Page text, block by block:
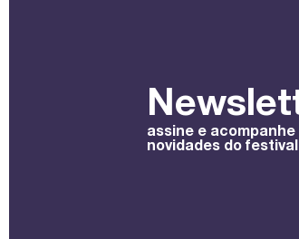
assine e
novidades do festival